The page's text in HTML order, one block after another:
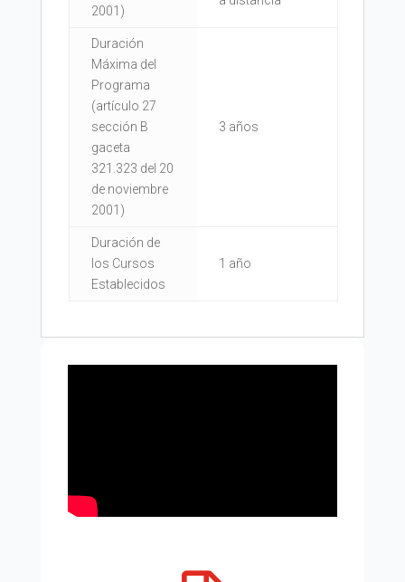
2001)
Duración
Máxima del
Programa
(artículo 27
sección B
gaceta
321.323 del 20
de noviembre
2001)
3 años
Duración de
los Cursos
Establecidos
1 año